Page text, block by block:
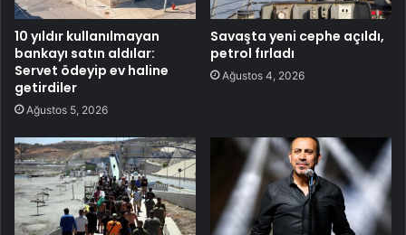
10 yıldır kullanılmayan
bankayı satın aldılar:
Servet ödeyip ev haline
getirdiler
Ağustos 5, 2026
Savaşta yeni cephe açıldı,
petrol fırladı
Ağustos 4, 2026